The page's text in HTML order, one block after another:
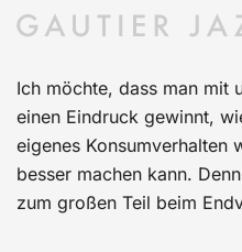
Ich möchte, dass man mit
einen Eindruck gewinnt,
eigenes Konsumverhalten
besser machen kann.
zum großen Teil beim